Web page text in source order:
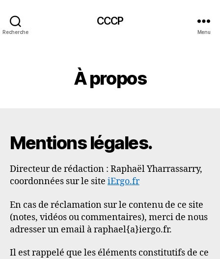
Recherche
CCCP
Menu
À propos
Mentions légales.
Directeur de rédaction : Raphaël Yharrassarry,
coordonnées sur le site iErgo.fr
En cas de réclamation sur le contenu de ce site
(notes, vidéos ou commentaires), merci de nous
adresser un email à raphael{a}iergo.fr.
Il est rappelé que les éléments constitutifs de ce